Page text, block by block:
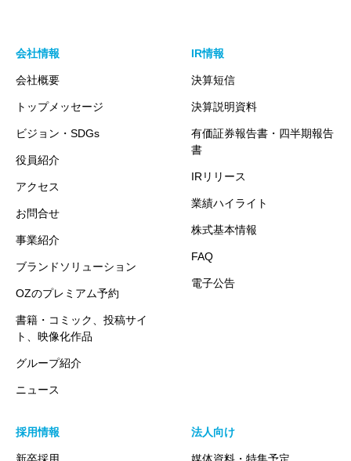
会社情報
会社概要
トップメッセージ
ビジョン・SDGs
役員紹介
アクセス
お問合せ
事業紹介
ブランドソリューション
OZのプレミアム予約
書籍・コミック、投稿サイ
ト、映像化作品
グループ紹介
ニュース
IR情報
決算短信
決算説明資料
有価証券報告書・四半期報告
書
IRリリース
業績ハイライト
株式基本情報
FAQ
電子公告
採用情報 法人向け